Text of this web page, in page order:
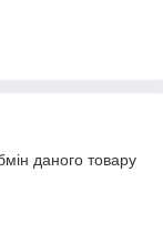
даного товару